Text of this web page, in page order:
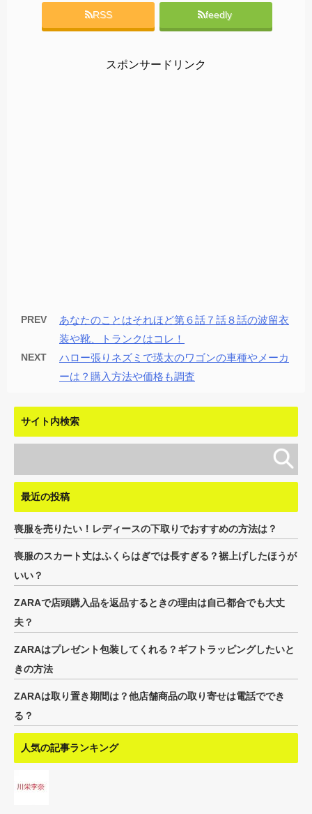
RSS feedly
スポンサードリンク
PREV
あなたのことはそれほど第６話７話８話の波留衣
装や靴、トランクはコレ！
NEXT
ハロー張りネズミで瑛太のワゴンの車種やメーカ
ーは？購入方法や価格も調査
サイト内検索
最近の投稿
喪服を売りたい！レディースの下取りでおすすめの方法は？
喪服のスカート丈はふくらはぎでは長すぎる？裾上げしたほうが
いい？
ZARAで店頭購入品を返品するときの理由は自己都合でも大丈
夫？
ZARAはプレゼント包装してくれる？ギフトラッピングしたいと
きの方法
ZARAは取り置き期間は？他店舗商品の取り寄せは電話ででき
る？
人気の記事ランキング